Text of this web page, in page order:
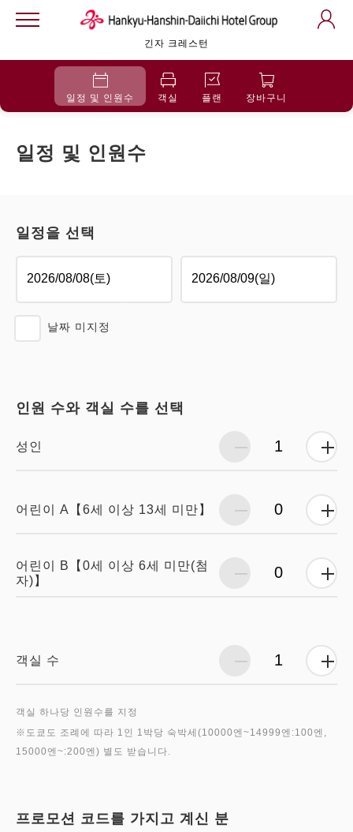
긴자 크레스턴
일정 및 인원수 객실 플랜 장바구니
일정 및 인원수
일정을 선택
날짜 미지정
인원 수와 객실 수를 선택
성인
어린이 A【6세 이상 13세 미만】
어린이 B【0세 이상 6세 미만(첨
자)】
객실 수
객실 하나당 인원수를 지정
※도쿄도 조례에 따라 1인 1박당 숙박세(10000엔~14999엔:100엔,
프로모션 코드를 가지고 계신 분